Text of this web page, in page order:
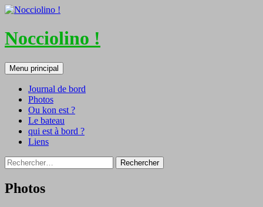
Nocciolino !
Recherche
Menu principal
Aller
au
contenu
Journal de bord
Photos
Ou kon est ?
Le bateau
qui est à bord ?
Liens
Rechercher :
Photos